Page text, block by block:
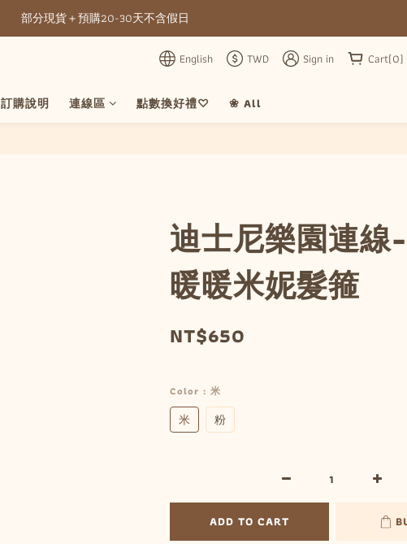
全館滿NT3500元免運
部分現貨＋預購20-30天不含假日
English TWD Sign in Cart(0)
訂購說明 連線區 點數換好禮♡ ❀ All
迪士尼樂園連線
暖暖米妮髮箍
NT$650
Color : 米
米 粉
ADD TO CART